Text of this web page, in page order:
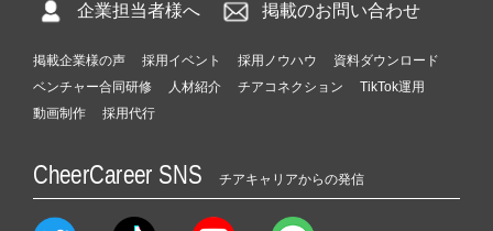
企業担当者様へ 掲載のお問い合わせ
掲載企業様の声 採用イベント 採用ノウハウ
資料ダウンロード
ベンチャー合同研修
人材紹介 チアコネクション
TikTok運用
動画制作
採用代行
CheerCareer SNS チアキャリアからの発信